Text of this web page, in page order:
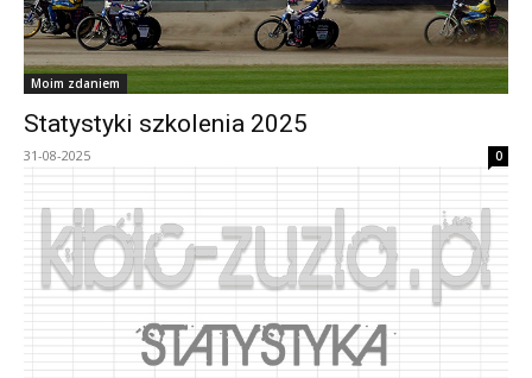
Moim zdaniem
Statystyki szkolenia 2025
31-08-2025 0